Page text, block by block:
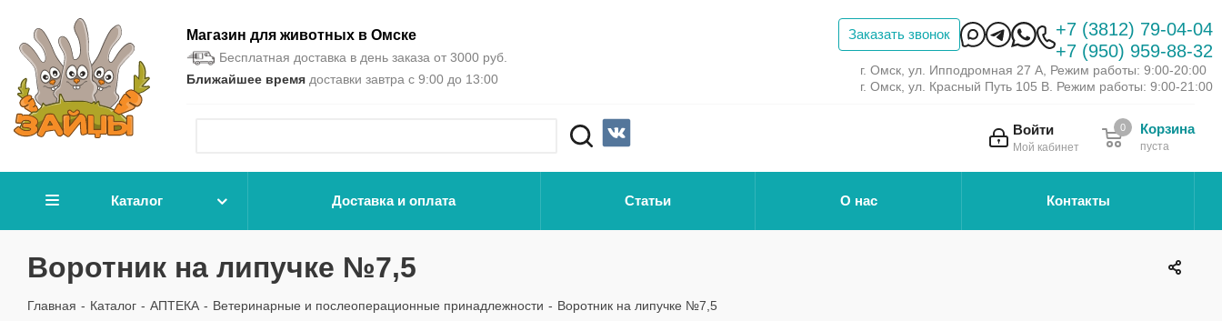
Магазин для животных в Омске
Бесплатная доставка в день заказа от 3000 руб.
Ближайшее время доставки завтра с 9:00 до 13:00
Заказать звонок
+7 (3812) 79-04-04
+7 (950) 959-88-32
г. Омск, ул. Ипподромная 27 А, Режим работы: 9:00-20:00
г. Омск, ул. Красный Путь 105 В. Режим работы: 9:00-21:00
Войти
Мой кабинет
Корзина
пуста
0
Каталог Доставка и оплата Статьи О нас Контакты
Воротник на липучке №7,5
Главная - Каталог - АПТЕКА - Ветеринарные и послеоперационные принадлежности - Воротник на липучке №7,5